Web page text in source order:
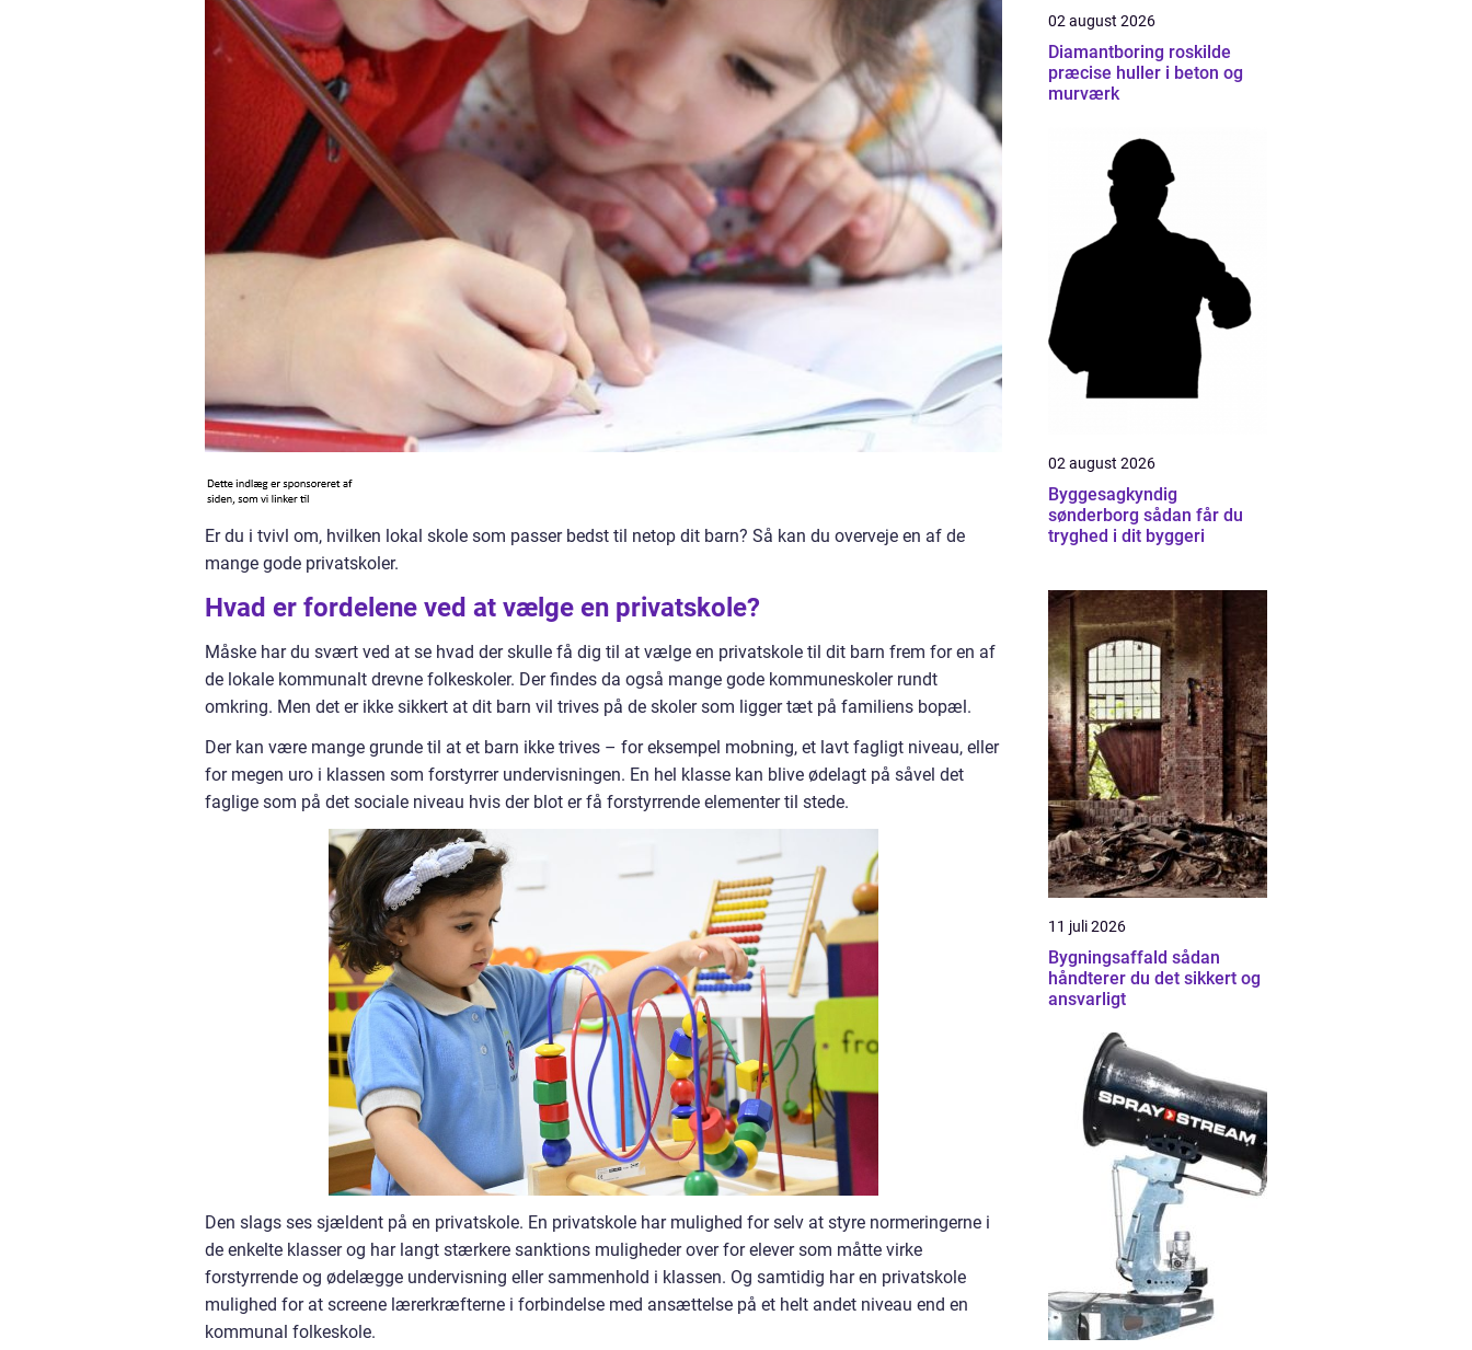
Er du i tvivl om, hvilken lokal skole som passer bedst til netop dit barn? Så kan du overveje en af de
mange gode privatskoler.
Hvad er fordelene ved at vælge en privatskole?
Måske har du svært ved at se hvad der skulle få dig til at vælge en privatskole til dit barn frem for en af
de lokale kommunalt drevne folkeskoler. Der findes da også mange gode kommuneskoler rundt
omkring. Men det er ikke sikkert at dit barn vil trives på de skoler som ligger tæt på familiens bopæl.
Der kan være mange grunde til at et barn ikke trives – for eksempel mobning, et lavt fagligt niveau, eller
for megen uro i klassen som forstyrrer undervisningen. En hel klasse kan blive ødelagt på såvel det
faglige som på det sociale niveau hvis der blot er få forstyrrende elementer til stede.
Den slags ses sjældent på en privatskole. En privatskole har mulighed for selv at styre normeringerne i
de enkelte klasser og har langt stærkere sanktions muligheder over for elever som måtte virke
forstyrrende og ødelægge undervisning eller sammenhold i klassen. Og samtidig har en privatskole
mulighed for at screene lærerkræfterne i forbindelse med ansættelse på et helt andet niveau end en
kommunal folkeskole.
02 august 2026
Diamantboring roskilde
præcise huller i beton og
murværk
02 august 2026
Byggesagkyndig
sønderborg sådan får du
tryghed i dit byggeri
11 juli 2026
Bygningsaffald sådan
håndterer du det sikkert og
ansvarligt